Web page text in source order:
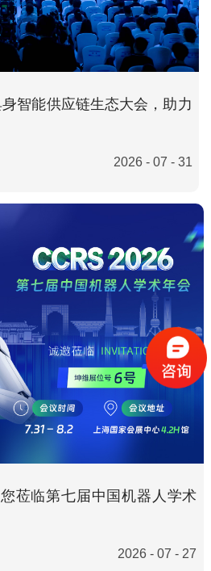
智能供应链生态大会，助力
2026 - 07 - 31
莅临第七届中国机器人学术
2026 - 07 - 27